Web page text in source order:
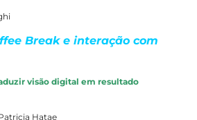
Break e interação com
visão digital em resultado
Hatae